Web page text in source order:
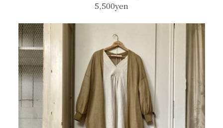
5,500yen